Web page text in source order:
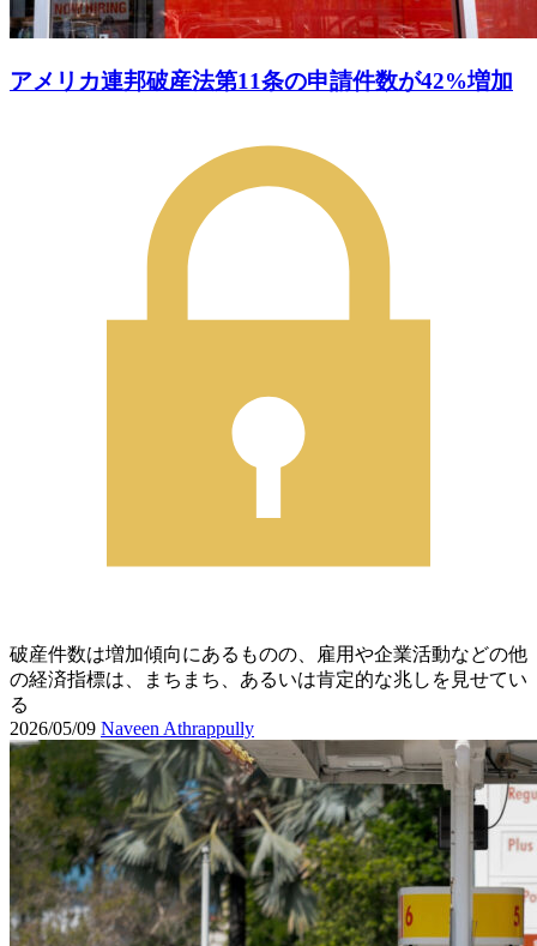
アメリカ連邦破産法第11条の申請件数が42%増加
破産件数は増加傾向にあるものの、雇用や企業活動などの他
の経済指標は、まちまち、あるいは肯定的な兆しを見せてい
る
2026/05/09 Naveen Athrappully